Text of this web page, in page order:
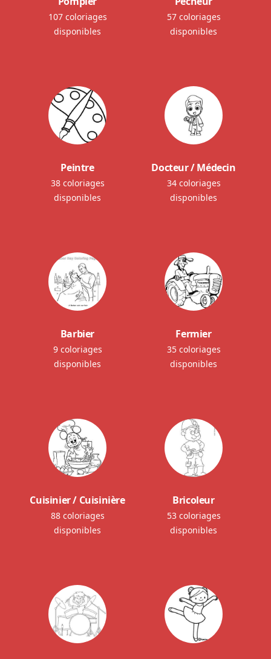
107 coloriages
disponibles
57 coloriages
disponibles
Peintre
38 coloriages
disponibles
Docteur / Médecin
34 coloriages
disponibles
Barbier
9 coloriages
disponibles
Fermier
35 coloriages
disponibles
Cuisinier / Cuisinière
88 coloriages
disponibles
Bricoleur
53 coloriages
disponibles